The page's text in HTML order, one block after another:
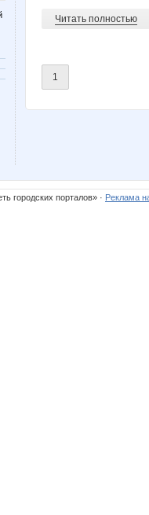
Читать полностью
1
городских порталов» · Реклама